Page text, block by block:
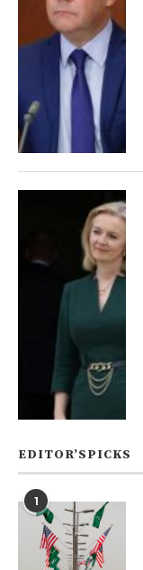
EDITOR’SPICKS
1